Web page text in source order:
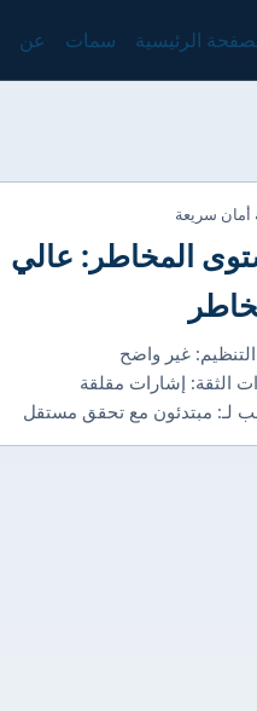
الرئيسية سمات عن
أمان سريعة
المخاطر: عالي
غير واضح
الثقة: إشارات مقلقة
لـ: مبتدئون مع تحقق مستقل